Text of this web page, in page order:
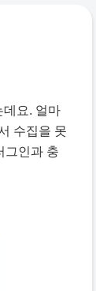
데요. 얼마
수집을 못
그인과 충